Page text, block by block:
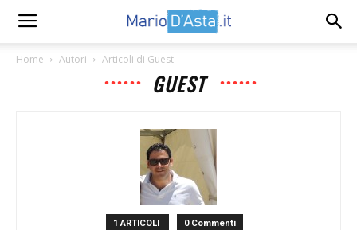
Home Autori Articoli di Guest
GUEST
1 ARTICOLI 0 Commenti